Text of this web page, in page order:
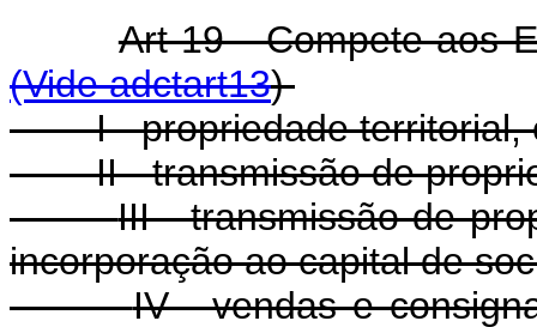
Art 19 - Compete
(Vide adctart13)
I - propriedade territorial,
II - transmissão de
III - transmissão de
incorporação ao capital de
IV - vendas e